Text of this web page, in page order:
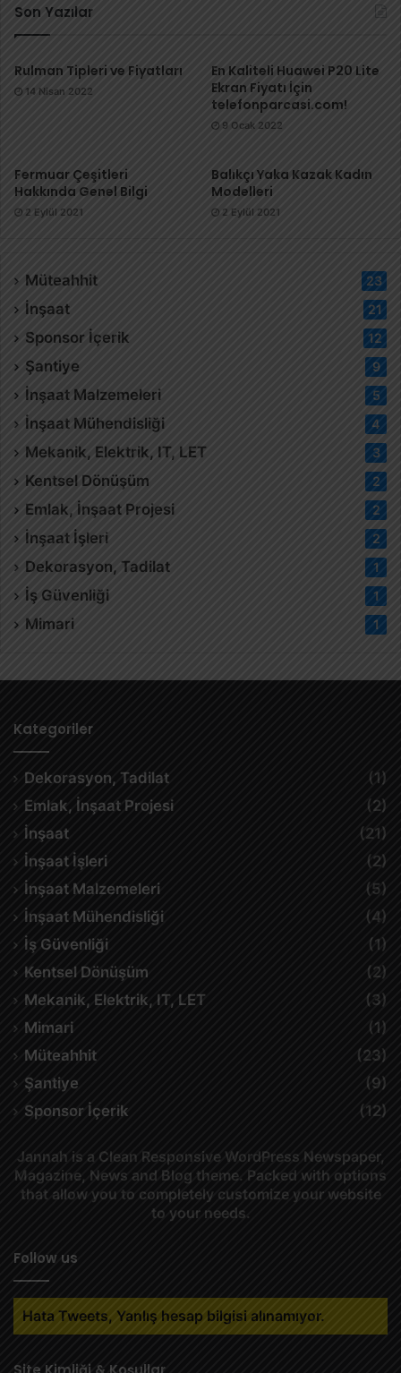
Son Yazılar
Rulman Tipleri ve Fiyatları
14 Nisan 2022
En Kaliteli Huawei P20 Lite
Ekran Fiyatı İçin
telefonparcasi.com!
9 Ocak 2022
Fermuar Çeşitleri
Hakkında Genel Bilgi
2 Eylül 2021
Balıkçı Yaka Kazak Kadın
Modelleri
2 Eylül 2021
Müteahhit 23
İnşaat 21
Sponsor İçerik 12
Şantiye 9
İnşaat Malzemeleri 5
İnşaat Mühendisliği 4
Mekanik, Elektrik, IT, LET 3
Kentsel Dönüşüm 2
Emlak, İnşaat Projesi 2
İnşaat İşleri 2
Dekorasyon, Tadilat 1
İş Güvenliği 1
Mimari 1
Kategoriler
Dekorasyon, Tadilat
(1)
Emlak, İnşaat Projesi
(2)
İnşaat
(21)
İnşaat İşleri
(2)
İnşaat Malzemeleri
(5)
İnşaat Mühendisliği
(4)
İş Güvenliği
(1)
Kentsel Dönüşüm
(2)
Mekanik, Elektrik, IT, LET
(3)
Mimari
(1)
Müteahhit
(23)
Şantiye
(9)
Sponsor İçerik
(12)
Jannah is a Clean Responsive WordPress Newspaper,
Magazine, News and Blog theme. Packed with options
that allow you to completely customize your website
to your needs.
Follow us
Hata Tweets, Yanlış hesap bilgisi alınamıyor.